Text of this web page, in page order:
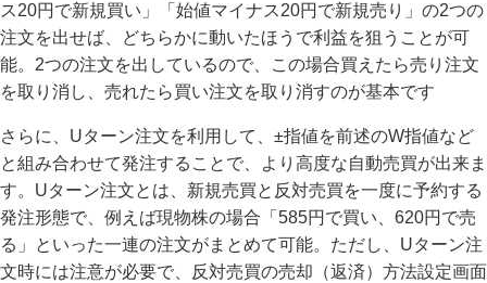
ス20円で新規買い」「始値マイナス20円で新規売り」の2つの
注文を出せば、どちらかに動いたほうで利益を狙うことが可
能。2つの注文を出しているので、この場合買えたら売り注文
を取り消し、売れたら買い注文を取り消すのが基本です
さらに、Uターン注文を利用して、±指値を前述のW指値など
と組み合わせて発注することで、より高度な自動売買が出来ま
す。Uターン注文とは、新規売買と反対売買を一度に予約する
発注形態で、例えば現物株の場合「585円で買い、620円で売
る」といった一連の注文がまとめて可能。ただし、Uターン注
文時には注意が必要で、反対売買の売却（返済）方法設定画面